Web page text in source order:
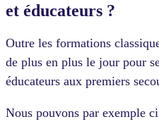
et éducateurs ?
Outre les formations
de plus en plus le jour pour
éducateurs aux premiers
Nous pouvons par exemple